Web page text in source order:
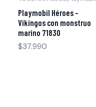
Playmobil Héroes –
Vikingos con monstruo
marino 71830
$37.990